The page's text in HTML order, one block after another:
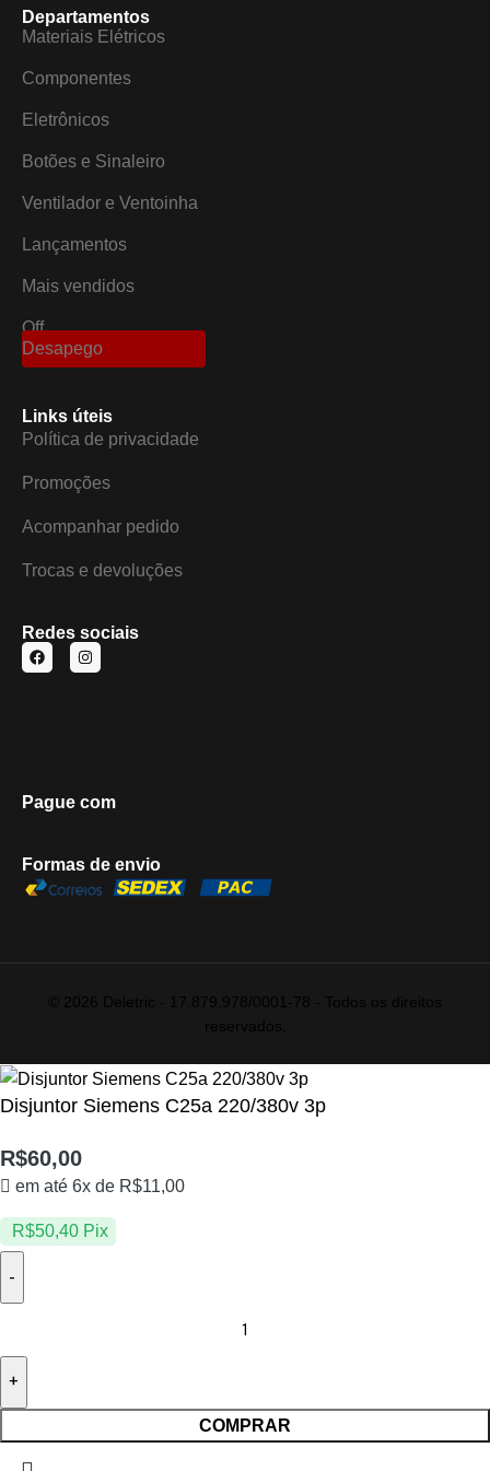
Departamentos
Materiais Elétricos
Componentes
Eletrônicos
Botões e Sinaleiro
Ventilador e Ventoinha
Lançamentos
Mais vendidos
Off
Desapego
Links úteis
Política de privacidade
Promoções
Acompanhar pedido
Trocas e devoluções
Redes sociais
Pague com
Formas de envio
Disjuntor Siemens C25a 220/380v 3p
R$60,00
em até 6x de R$11,00
R$50,40 Pix
COMPRAR